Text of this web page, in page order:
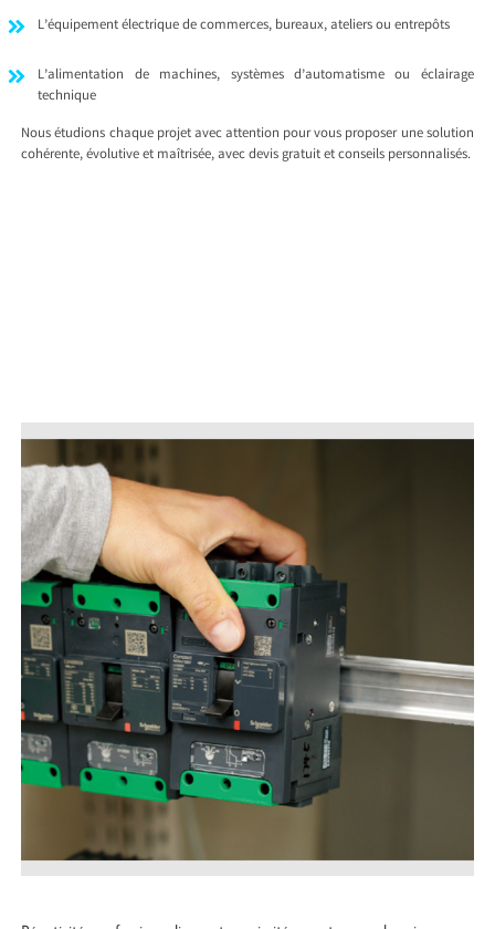
L’équipement électrique de commerces, bureaux, ateliers ou entrepôts
L’alimentation de machines, systèmes d’automatisme ou éclairage
technique
Nous étudions chaque projet avec attention pour vous proposer une solution
cohérente, évolutive et maîtrisée, avec devis gratuit et conseils personnalisés.